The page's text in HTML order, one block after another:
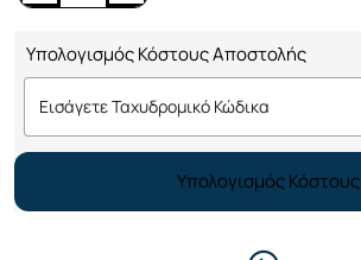
Υπολογισμός Κόστους Αποστολής
Υπολογισμός Κόστους